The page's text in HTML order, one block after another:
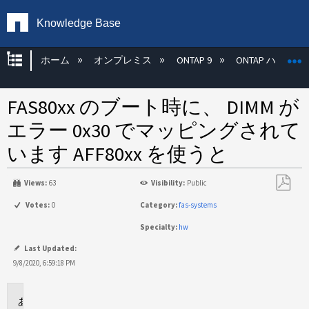
Knowledge Base
グローバル階層を展開/折りたたむ
ホーム オンプレミス ONTAP 9 ONTAP ハード
FAS80xx のブート時に、 DIMM が
エラー 0x30 でマッピングされて
います AFF80xx を使うと
Views: 63 Visibility: Public
Votes: 0 Category:fas-systems
Specialty: hw
Last Updated:
9/8/2020, 6:59:18 PM